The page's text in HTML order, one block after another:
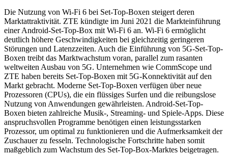
Die Nutzung von Wi-Fi 6 bei Set-Top-Boxen steigert deren
Marktattraktivität. ZTE kündigte im Juni 2021 die Markteinführung
einer Android-Set-Top-Box mit Wi-Fi 6 an. Wi-Fi 6 ermöglicht
deutlich höhere Geschwindigkeiten bei gleichzeitig geringeren
Störungen und Latenzzeiten. Auch die Einführung von 5G-Set-Top-
Boxen treibt das Marktwachstum voran, parallel zum rasanten
weltweiten Ausbau von 5G. Unternehmen wie CommScope und
ZTE haben bereits Set-Top-Boxen mit 5G-Konnektivität auf den
Markt gebracht. Moderne Set-Top-Boxen verfügen über neue
Prozessoren (CPUs), die ein flüssiges Surfen und die reibungslose
Nutzung von Anwendungen gewährleisten. Android-Set-Top-
Boxen bieten zahlreiche Musik-, Streaming- und Spiele-Apps. Diese
anspruchsvollen Programme benötigen einen leistungsstarken
Prozessor, um optimal zu funktionieren und die Aufmerksamkeit der
Zuschauer zu fesseln. Technologische Fortschritte haben somit
maßgeblich zum Wachstum des Set-Top-Box-Marktes beigetragen.